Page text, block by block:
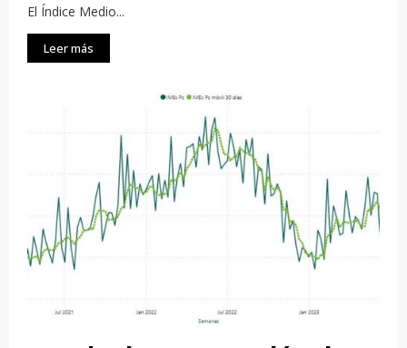
El Índice Medio...
Leer más